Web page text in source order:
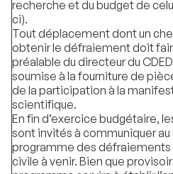
recherche et du budget de
Tout déplacement dont un
obtenir le défraiement doit
préalable du directeur du
soumise à la fourniture de
de la participation à la
En fin d’exercice budgétaire,
sont invités à communiquer au
programme des défraiements
civile à venir. Bien que